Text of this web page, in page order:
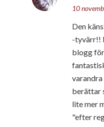
10
Den
-tyvärr!!
blogg
varandra
berättar
lite mer
"efter